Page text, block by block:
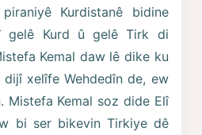
Kurdistanê bidine
gelê Kurd û gelê Tirk di
Kemal daw lê dike ku
xelîfe Wehdedîn de, ew
Mistefa Kemal soz dide Elî
bi ser bikevin Tirkiye dê